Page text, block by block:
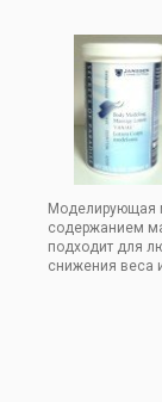
Моделирующая
содержанием
подходит для
снижения веса